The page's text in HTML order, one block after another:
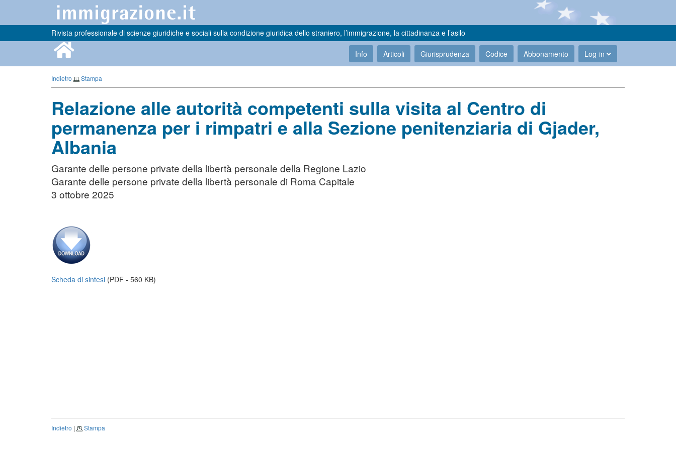
Rivista professionale di scienze giuridiche e sociali sulla condizione giuridica dello straniero, l’immigrazione, la cittadinanza e l’asilo
Info Articoli Giurisprudenza Codice Abbonamento Log-in
Indietro Stampa
Relazione alle autorità competenti sulla visita al Centro di
permanenza per i rimpatri e alla Sezione penitenziaria di Gjader,
Albania
Garante delle persone private della libertà personale della Regione Lazio
Garante delle persone private della libertà personale di Roma Capitale
3 ottobre 2025
Scheda di sintesi (PDF - 560 KB)
Indietro | Stampa